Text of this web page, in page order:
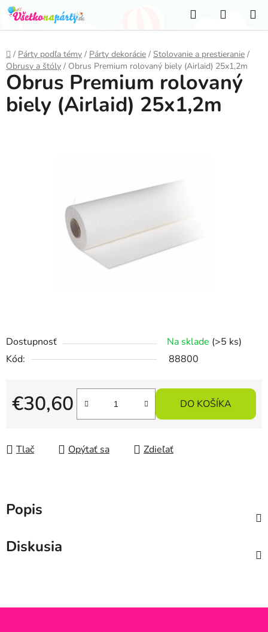
Prejsť
na
obsah
Hľadať
KOŠÍK
Domov
/ Párty podľa témy / Párty dekorácie / Stolovanie a prestieranie /
Obrusy a štóly / Obrus Premium rolovaný biely (Airlaid) 25x1,2m
Dostupnosť Na sklade (>5 ks)
Kód:
88800
€30,60
Jednotková cena:
DO KOŠÍKA
Tlač Opýtať sa Zdieľať
Obrus Premium rolovaný
biely (Airlaid) 25x1,2m
Popis
Diskusia